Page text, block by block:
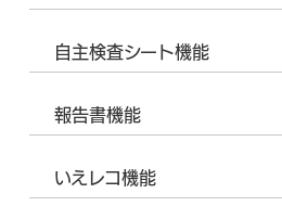
自主検査シート機能
報告書機能
いえレコ機能